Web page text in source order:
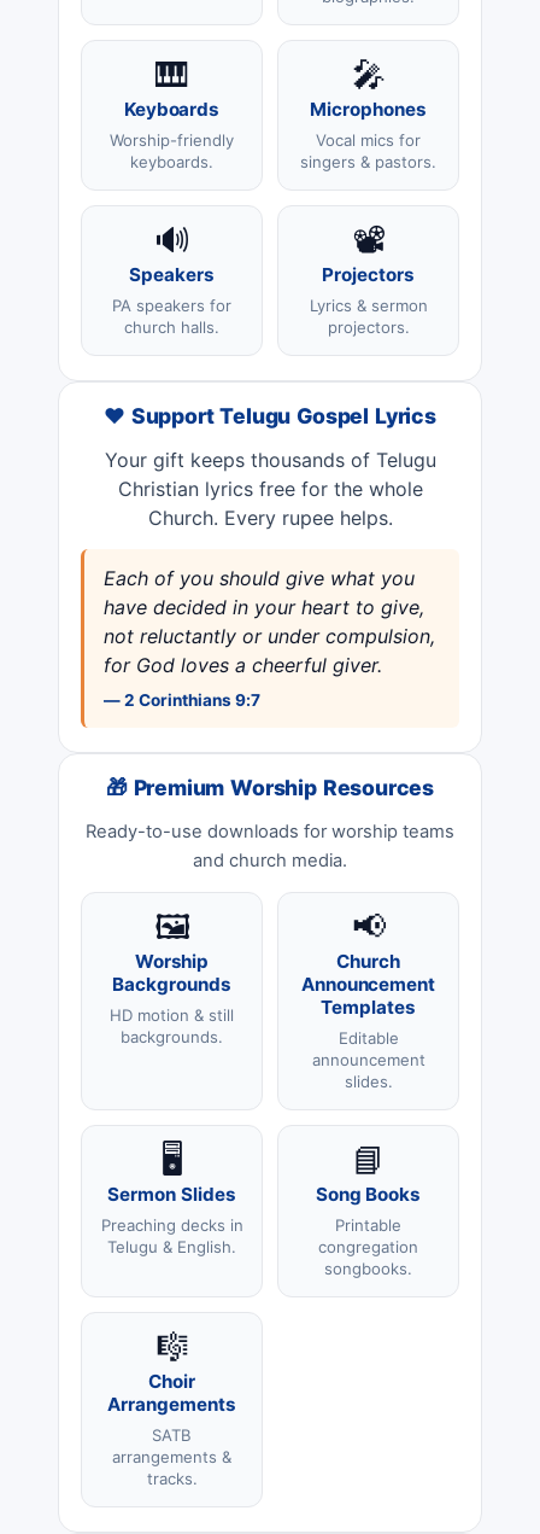
🎹
Keyboards
Worship-friendly
keyboards.
🎤
Microphones
Vocal mics for
singers & pastors.
🔊
Speakers
PA speakers for
church halls.
📽️
Projectors
Lyrics & sermon
projectors.
❤️ Support Telugu Gospel Lyrics
Your gift keeps thousands of Telugu
Christian lyrics free for the whole
Church. Every rupee helps.
Each of you should give what you
have decided in your heart to give,
not reluctantly or under compulsion,
for God loves a cheerful giver.
— 2 Corinthians 9:7
🎁 Premium Worship Resources
Ready-to-use downloads for worship teams
and church media.
🖼️
Worship
Backgrounds
HD motion & still
backgrounds.
📢
Church
Announcement
Templates
Editable
announcement
slides.
🖥️
Sermon Slides
Preaching decks in
Telugu & English.
📘
Song Books
Printable
congregation
songbooks.
🎼
Choir
Arrangements
SATB
arrangements &
tracks.